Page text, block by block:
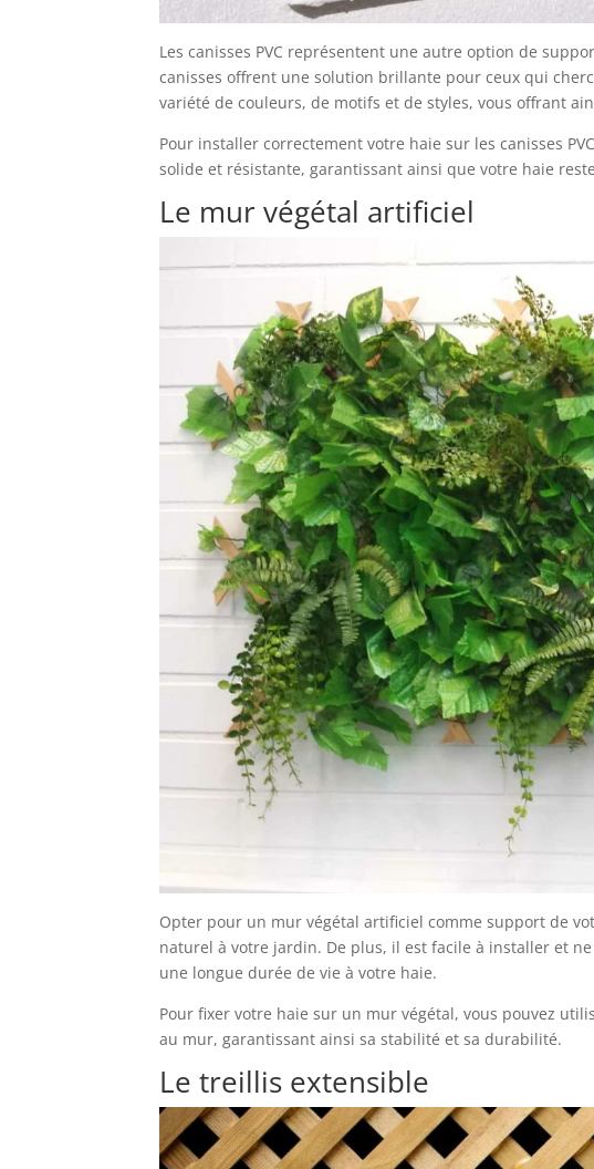
Les canisses PVC représentent une autre option de
canisses offrent une solution brillante pour ceux qui
variété de couleurs, de motifs et de styles, vous offrant
Pour installer correctement votre haie sur les canisses
solide et résistante, garantissant ainsi que votre haie
Le mur végétal artificiel
Opter pour un mur végétal artificiel comme support de
naturel à votre jardin. De plus, il est facile à installer et
une longue durée de vie à votre haie.
Pour fixer votre haie sur un mur végétal, vous pouvez
au mur, garantissant ainsi sa stabilité et sa durabilité.
Le treillis extensible